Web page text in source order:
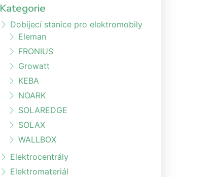
Kategorie
Dobíjecí stanice pro elektromobily
Eleman
FRONIUS
Growatt
KEBA
NOARK
SOLAREDGE
SOLAX
WALLBOX
Elektrocentrály
Elektromateriál